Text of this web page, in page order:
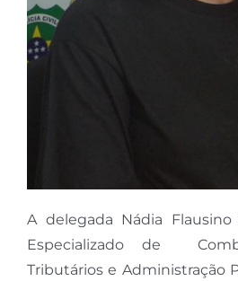
A delegada Nádia
Especializado de
Tributários e Administração